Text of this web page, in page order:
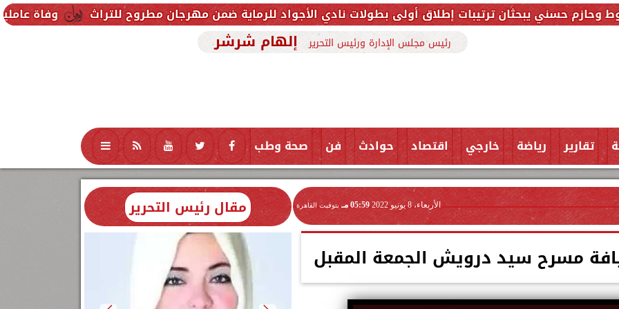
وفاة عاملين متأثرين ترتيبات إطلاق أولى بطولات نادي الأجواد للرماية ضمن مهرجان مطروح للتراث
رئيس مجلس الإدارة ورئيس التحرير إلهام شرشر
تقارير رياضة خارجي اقتصاد حوادث فن صحة وطب تكنولوجيا منوعات محافظات
الأربعاء، 8 يونيو 2022 05:59 مـ بتوقيت القاهرة
مسرح سيد درويش الجمعة المقبل
مقال رئيس التحرير